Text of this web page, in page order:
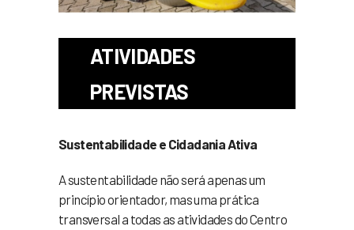
ATIVIDADES
PREVISTAS
Sustentabilidade e Cidadania Ativa
A sustentabilidade não será apenas um
princípio orientador, mas uma prática
transversal a todas as atividades do Centro